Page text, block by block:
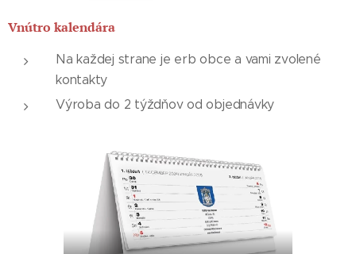
Vnútro kalendára
Na každej strane je erb obce a vami zvolené
kontakty
Výroba do 2 týždňov od objednávky